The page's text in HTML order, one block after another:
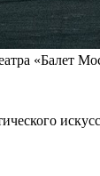
«Балет